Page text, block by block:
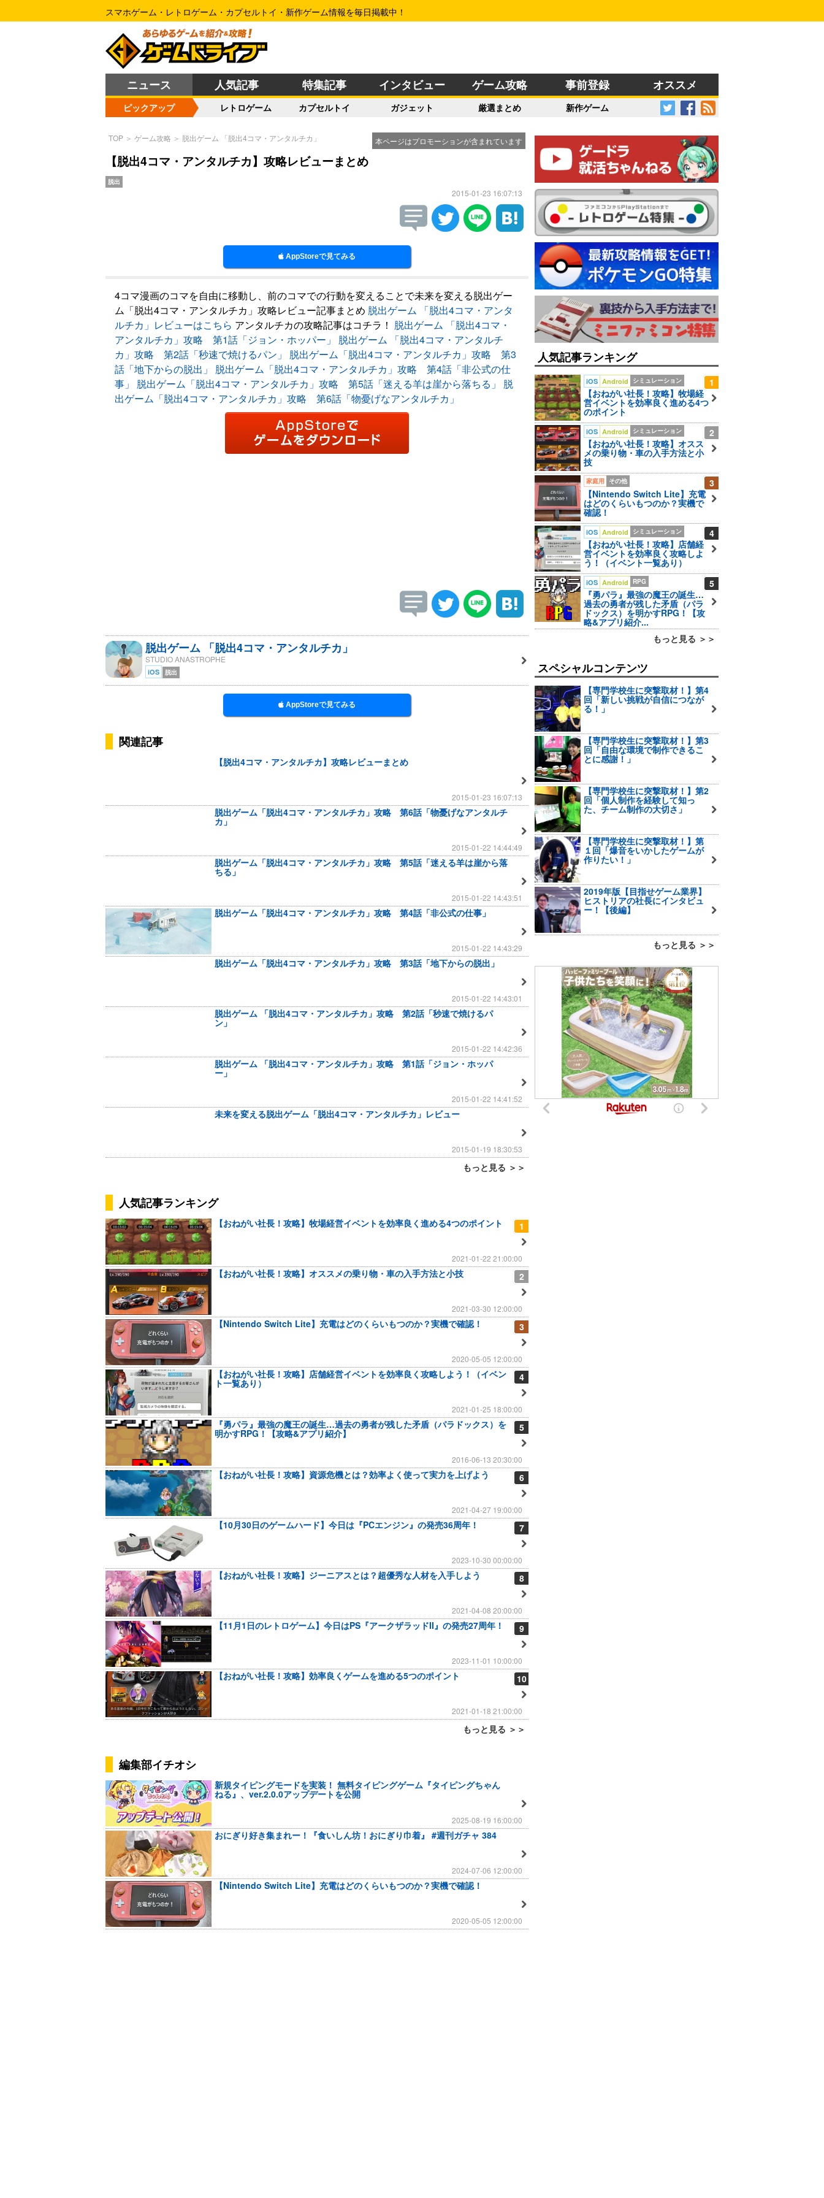
スマホゲーム・レトロゲーム・カプセルトイ・新作ゲーム情報を毎日掲載中！
ニュース 人気記事 特集記事 インタビュー ゲーム攻略 事前登録 オススメ
ピックアップ レトロゲーム カプセルトイ ガジェット 厳選まとめ 新作ゲーム
本ページはプロモーションが含まれています
TOP ＞ ゲーム攻略 ＞ 脱出ゲーム 「脱出4コマ・アンタルチカ」
【脱出4コマ・アンタルチカ】攻略レビューまとめ
脱出
2015-01-23 16:07:13
AppStoreで見てみる
4コマ漫画のコマを自由に移動し、前のコマでの行動を変えることで未来を変える脱出ゲー
ム「脱出4コマ・アンタルチカ」攻略レビュー記事まとめ 脱出ゲーム 「脱出4コマ・アンタ
ルチカ」レビューはこちら アンタルチカの攻略記事はコチラ！ 脱出ゲーム 「脱出4コマ・
アンタルチカ」攻略 第1話「ジョン・ホッパー」
脱出ゲーム 「脱出4コマ・アンタルチ
カ」攻略 第2話「秒速で焼けるパン」
脱出ゲーム「脱出4コマ・アンタルチカ」攻略 第3
話「地下からの脱出」
脱出ゲーム「脱出4コマ・アンタルチカ」攻略 第4話「非公式の仕
事」
脱出ゲーム「脱出4コマ・アンタルチカ」攻略 第5話「迷える羊は崖から落ちる」
脱
出ゲーム「脱出4コマ・アンタルチカ」攻略 第6話「物憂げなアンタルチカ」
脱出ゲーム 「脱出4コマ・アンタルチカ」
STUDIO ANASTROPHE
iOS 脱出
AppStoreで見てみる
関連記事
【脱出4コマ・アンタルチカ】攻略レビューまとめ
2015-01-23 16:07:13
脱出ゲーム「脱出4コマ・アンタルチカ」攻略 第6話「物憂げなアンタルチ
カ」
2015-01-22 14:44:49
脱出ゲーム「脱出4コマ・アンタルチカ」攻略 第5話「迷える羊は崖から落
ちる」
2015-01-22 14:43:51
脱出ゲーム「脱出4コマ・アンタルチカ」攻略 第4話「非公式の仕事」
2015-01-22 14:43:29
脱出ゲーム「脱出4コマ・アンタルチカ」攻略 第3話「地下からの脱出」
2015-01-22 14:43:01
脱出ゲーム 「脱出4コマ・アンタルチカ」攻略 第2話「秒速で焼けるパ
ン」
2015-01-22 14:42:36
脱出ゲーム 「脱出4コマ・アンタルチカ」攻略 第1話「ジョン・ホッパ
ー」
2015-01-22 14:41:52
未来を変える脱出ゲーム「脱出4コマ・アンタルチカ」レビュー
2015-01-19 18:30:53
もっと見る ＞＞
人気記事ランキング
1
【おねがい社長！攻略】牧場経営イベントを効率良く進める4つのポイント
2021-01-22 21:00:00
2
【おねがい社長！攻略】オススメの乗り物・車の入手方法と小技
2021-03-30 12:00:00
3
【Nintendo Switch Lite】充電はどのくらいもつのか？実機で確認！
2020-05-05 12:00:00
4
【おねがい社長！攻略】店舗経営イベントを効率良く攻略しよう！（イベン
ト一覧あり）
2021-01-25 18:00:00
5
『勇パラ』最強の魔王の誕生…過去の勇者が残した矛盾（パラドックス）を
明かすRPG！【攻略&アプリ紹介】
2016-06-13 20:30:00
6
【おねがい社長！攻略】資源危機とは？効率よく使って実力を上げよう
2021-04-27 19:00:00
7
【10月30日のゲームハード】今日は『PCエンジン』の発売36周年！
2023-10-30 00:00:00
8
【おねがい社長！攻略】ジーニアスとは？超優秀な人材を入手しよう
2021-04-08 20:00:00
9
【11月1日のレトロゲーム】今日はPS『アークザラッドII』の発売27周年！
2023-11-01 10:00:00
10
【おねがい社長！攻略】効率良くゲームを進める5つのポイント
2021-01-18 21:00:00
もっと見る ＞＞
編集部イチオシ
新規タイピングモードを実装！ 無料タイピングゲーム『タイピングちゃん
ねる』、ver.2.0.0アップデートを公開
2025-08-19 16:00:00
おにぎり好き集まれー！『食いしん坊！おにぎり巾着』 #週刊ガチャ 384
2024-07-06 12:00:00
【Nintendo Switch Lite】充電はどのくらいもつのか？実機で確認！
2020-05-05 12:00:00
人気記事ランキング
1
iOS Android シミュレーション
【おねがい社長！攻略】牧場経
営イベントを効率良く進める4つ
のポイント
2
iOS Android シミュレーション
【おねがい社長！攻略】オスス
メの乗り物・車の入手方法と小
技
3
家庭用 その他
【Nintendo Switch Lite】充電
はどのくらいもつのか？実機で
確認！
4
iOS Android シミュレーション
【おねがい社長！攻略】店舗経
営イベントを効率良く攻略しよ
う！（イベント一覧あり）
5
iOS Android RPG
『勇パラ』最強の魔王の誕生…
過去の勇者が残した矛盾（パラ
ドックス）を明かすRPG！【攻
略&アプリ紹介...
もっと見る ＞＞
スペシャルコンテンツ
【専門学校生に突撃取材！】第4
回「新しい挑戦が自信につなが
る！」
【専門学校生に突撃取材！】第3
回「自由な環境で制作できるこ
とに感謝！」
【専門学校生に突撃取材！】第2
回「個人制作を経験して知っ
た、チーム制作の大切さ」
【専門学校生に突撃取材！】第
１回「爆音をいかしたゲームが
作りたい！」
2019年版【目指せゲーム業界】
ヒストリアの社長にインタビュ
ー！【後編】
もっと見る ＞＞